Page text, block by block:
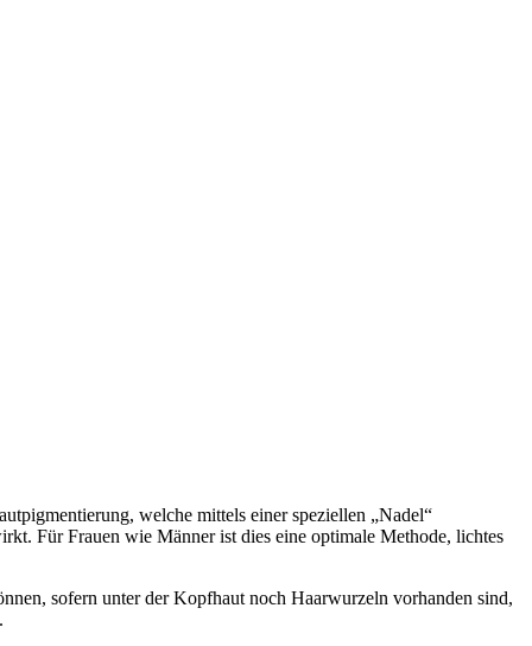
welche mittels einer speziellen „Nadel“
Für Frauen wie Männer ist dies eine optimale Methode, lichtes
sofern unter der Kopfhaut noch Haarwurzeln vorhanden sind,